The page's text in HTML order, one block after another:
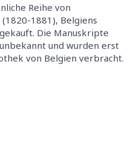
Reihe von
1881), Belgiens
Die Manuskripte
und wurden erst
von Belgien verbracht.